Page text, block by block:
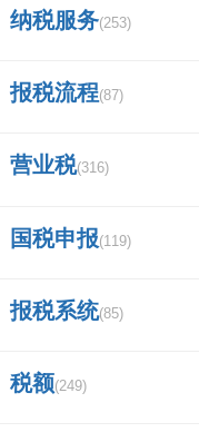
纳税服务(253)
报税流程(87)
营业税(316)
国税申报(119)
报税系统(85)
税额(249)